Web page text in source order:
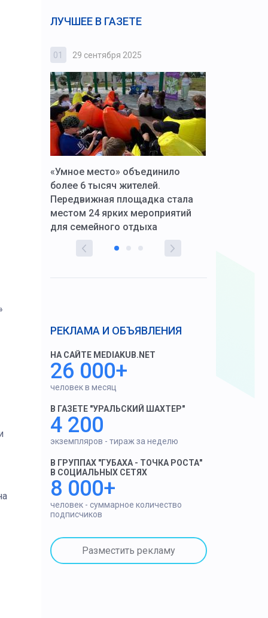
ЛУЧШЕЕ В ГАЗЕТЕ
01 29 сентября 2025
«Умное место» объединило
более 6 тысяч жителей.
Передвижная площадка стала
местом 24 ярких мероприятий
для семейного отдыха
РЕКЛАМА И ОБЪЯВЛЕНИЯ
НА САЙТЕ MEDIAKUB.NET
26 000+
человек в месяц
В ГАЗЕТЕ "УРАЛЬСКИЙ ШАХТЕР"
4 200
экземпляров - тираж за неделю
В ГРУППАХ "ГУБАХА - ТОЧКА РОСТА"
В СОЦИАЛЬНЫХ СЕТЯХ
8 000+
человек - суммарное количество
подписчиков
Разместить рекламу